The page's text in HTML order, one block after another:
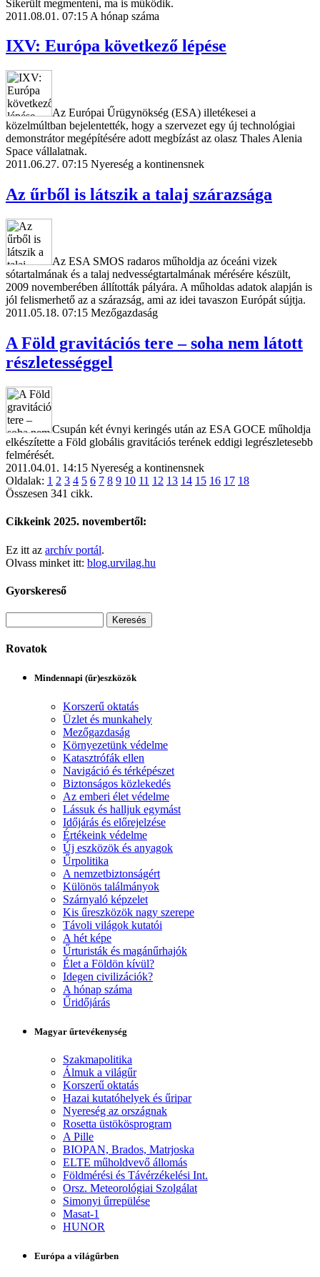
Sikerült megmenteni, ma is működik.
2011.08.01. 07:15 A hónap száma
IXV: Európa következő lépése
Az Európai Űrügynökség (ESA) illetékesei a
közelmúltban bejelentették, hogy a szervezet egy új technológiai
demonstrátor megépítésére adott megbízást az olasz Thales Alenia
Space vállalatnak.
2011.06.27. 07:15 Nyereség a kontinensnek
Az űrből is látszik a talaj szárazsága
Az ESA SMOS radaros műholdja az óceáni vizek
sótartalmának és a talaj nedvességtartalmának mérésére készült,
2009 novemberében állították pályára. A műholdas adatok alapján is
jól felismerhető az a szárazság, ami az idei tavaszon Európát sújtja.
2011.05.18. 07:15 Mezőgazdaság
A Föld gravitációs tere – soha nem látott
részletességgel
Csupán két évnyi keringés után az ESA GOCE műholdja
elkészítette a Föld globális gravitációs terének eddigi legrészletesebb
felmérését.
2011.04.01. 14:15 Nyereség a kontinensnek
Oldalak: 1 2 3 4 5 6 7 8 9 10 11 12 13 14 15 16 17 18
Összesen 341 cikk.
Cikkeink 2025. novembertől:
Ez itt az archív portál.
Olvass minket itt: blog.urvilag.hu
Gyorskereső
Rovatok
Mindennapi (űr)eszközök
Korszerű oktatás
Üzlet és munkahely
Mezőgazdaság
Környezetünk védelme
Katasztrófák ellen
Navigáció és térképészet
Biztonságos közlekedés
Az emberi élet védelme
Lássuk és halljuk egymást
Időjárás és előrejelzése
Értékeink védelme
Új eszközök és anyagok
Űrpolitika
A nemzetbiztonságért
Különös találmányok
Szárnyaló képzelet
Kis űreszközök nagy szerepe
Távoli világok kutatói
A hét képe
Űrturisták és magánűrhajók
Élet a Földön kívül?
Idegen civilizációk?
A hónap száma
Űridőjárás
Magyar űrtevékenység
Szakmapolitika
Álmuk a világűr
Korszerű oktatás
Hazai kutatóhelyek és űripar
Nyereség az országnak
Rosetta üstökösprogram
A Pille
BIOPAN, Brados, Matrjoska
ELTE műholdvevő állomás
Földmérési és Távérzékelési Int.
Orsz. Meteorológiai Szolgálat
Simonyi űrrepülése
Masat-1
HUNOR
Európa a világűrben